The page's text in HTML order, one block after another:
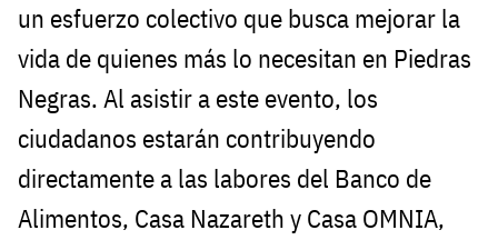
un esfuerzo colectivo que busca mejorar la
vida de quienes más lo necesitan en Piedras
Negras. Al asistir a este evento, los
ciudadanos estarán contribuyendo
directamente a las labores del Banco de
Alimentos, Casa Nazareth y Casa OMNIA,